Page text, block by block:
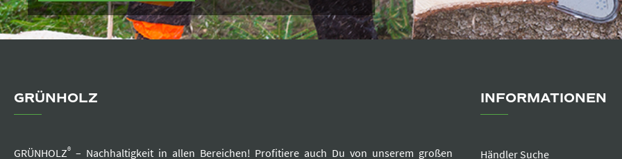
GRÜNHOLZ
GRÜNHOLZ® – Nachhaltigkeit in allen Bereichen! Profitiere auch Du von unserem großen
INFORMATIONEN
Händler Suche